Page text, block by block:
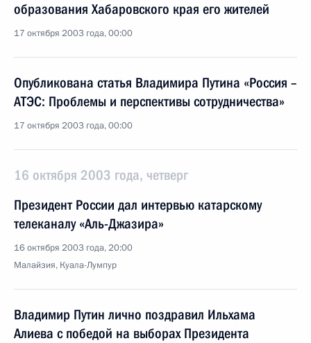
образования Хабаровского края его жителей
17 октября 2003 года, 00:00
Опубликована статья Владимира Путина «Россия –
АТЭС: Проблемы и перспективы сотрудничества»
17 октября 2003 года, 00:00
16 октября 2003 года, четверг
Президент России дал интервью катарскому
телеканалу «Аль-Джазира»
16 октября 2003 года, 20:00
Малайзия, Куала-Лумпур
Владимир Путин лично поздравил Ильхама
Алиева с победой на выборах Президента